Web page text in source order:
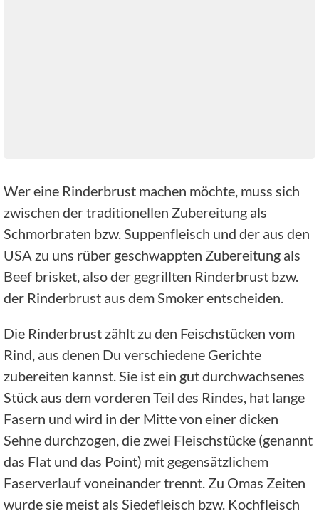
Wer eine Rinderbrust machen möchte, muss sich
zwischen der traditionellen Zubereitung als
Schmorbraten bzw. Suppenfleisch und der aus den
USA zu uns rüber geschwappten Zubereitung als
Beef brisket, also der gegrillten Rinderbrust bzw.
der Rinderbrust aus dem Smoker entscheiden.
Die Rinderbrust zählt zu den Feischstücken vom
Rind, aus denen Du verschiedene Gerichte
zubereiten kannst. Sie ist ein gut durchwachsenes
Stück aus dem vorderen Teil des Rindes, hat lange
Fasern und wird in der Mitte von einer dicken
Sehne durchzogen, die zwei Fleischstücke (genannt
das Flat und das Point) mit gegensätzlichem
Faserverlauf voneinander trennt. Zu Omas Zeiten
wurde sie meist als Siedefleisch bzw. Kochfleisch